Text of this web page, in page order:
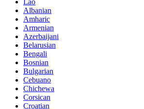
Lao
Albanian
Amharic
Armenian
Azerbaijani
Belarusian
Bengali
Bosnian
Bulgarian
Cebuano
Chichewa
Corsican
Croatian